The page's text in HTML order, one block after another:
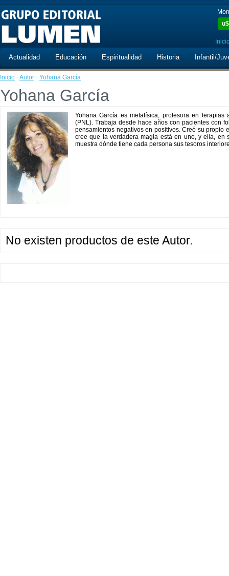
u$
Actualidad Educación Espiritualidad Historia Infantil/
Inicio · Autor · Yohana García
Yohana García
Yohana García es metafísica, profesora en
(PNL). Trabaja desde hace años con pacientes con
pensamientos negativos en positivos. Creó su propio
cree que la verdadera magia está en uno, y ella, en
muestra dónde tiene cada persona sus tesoros
No existen productos de este Autor.